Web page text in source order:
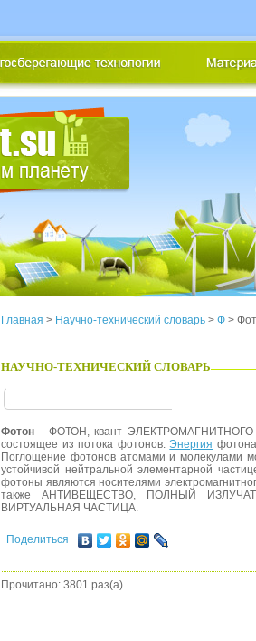
Главная > Научно-технический словарь > Ф >
НАУЧНО-ТЕХНИЧЕСКИЙ СЛОВАРЬ
Фотон - ФОТОН, квант ЭЛЕКТРОМАГНИТНОГО
состоящее из потока фотонов.Энергия
Поглощение фотонов атомами и молекулами
устойчивой нейтральной элементарной
фотоны являются носителями
также АНТИВЕЩЕСТВО, ПОЛНЫЙ
ВИРТУАЛЬНАЯ ЧАСТИЦА.
Поделиться
Прочитано: 3801 раз(а)